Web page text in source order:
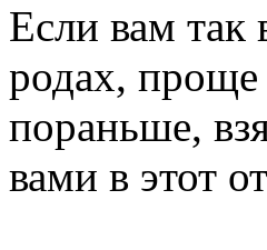
Если вам так
родах,
пораньше,
вами в этот